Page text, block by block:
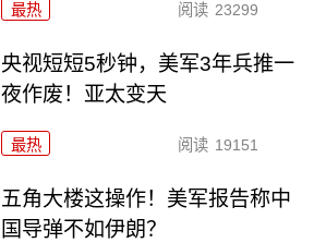
最热 阅读 23299
央视短短5秒钟，美军3年兵推一
夜作废！亚太变天
最热 阅读 19151
五角大楼这操作！美军报告称中
国导弹不如伊朗？